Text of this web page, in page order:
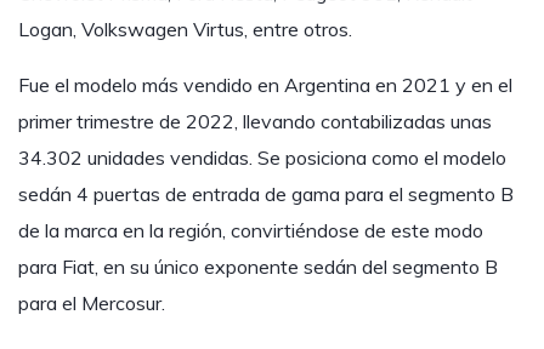
Logan, Volkswagen Virtus, entre otros​.
Fue el modelo más vendido en Argentina en 2021​ y en el
primer trimestre de 2022​, llevando contabilizadas unas
34.302 unidades vendidas​. Se posiciona como el modelo
sedán 4 puertas de entrada de gama para el segmento B
de la marca en la región, convirtiéndose de este modo
para Fiat, en su único exponente sedán del segmento B
para el Mercosur.